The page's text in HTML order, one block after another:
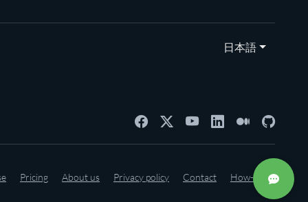
日本語
Pricing About us Privacy policy Contact How-to's